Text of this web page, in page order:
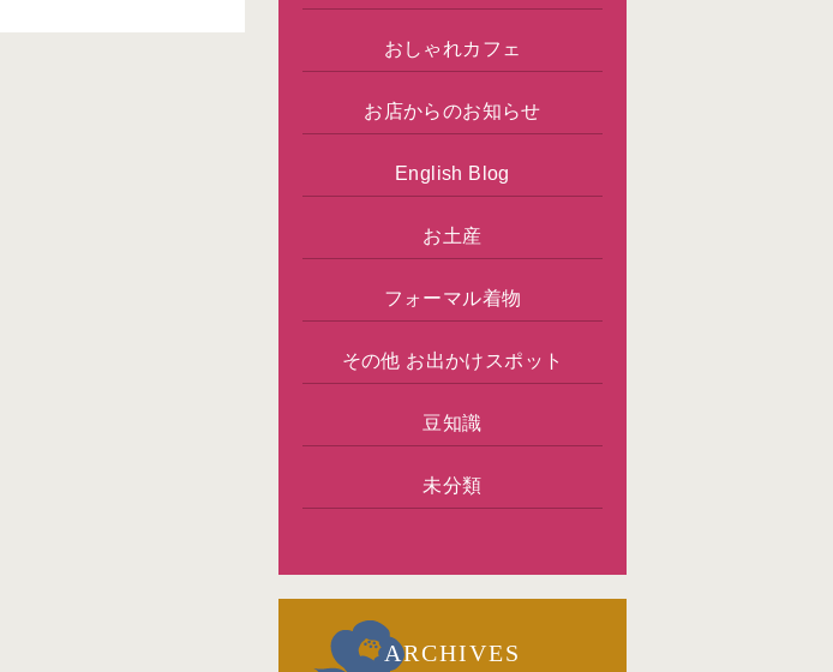
おしゃれカフェ
お店からのお知らせ
English Blog
お土産
フォーマル着物
その他 お出かけスポット
豆知識
未分類
ARCHIVES